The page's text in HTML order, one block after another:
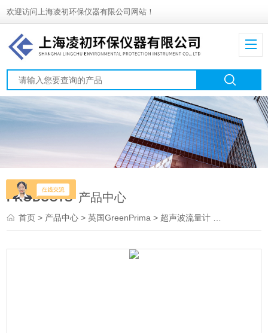
欢迎访问上海凌初环保仪器有限公司网站！
PRODUCTS 产品中心
首页> 产品中心 >英国GreenPrima > 超声波流量计